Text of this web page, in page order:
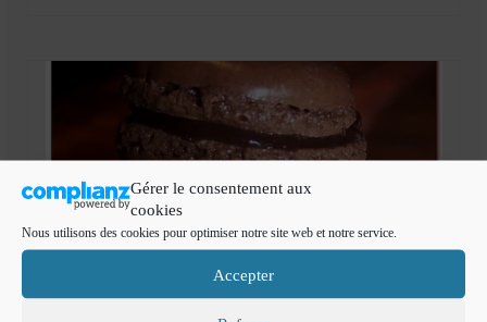
Gérer le consentement aux
cookies
Nous utilisons des cookies pour optimiser notre site web et notre service.
Accepter